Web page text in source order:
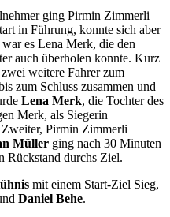
ging Pirmin Zimmerli
in Führung, konnte sich aber
es Lena Merk, die den
auch überholen konnte. Kurz
weitere Fahrer zum
zum Schluss zusammen und
Lena Merk, die Tochter des
Merk, als Siegerin
Pirmin Zimmerli
Müller ging nach 30 Minuten
Rückstand durchs Ziel.
mit einem Start-Ziel Sieg,
Daniel Behe.